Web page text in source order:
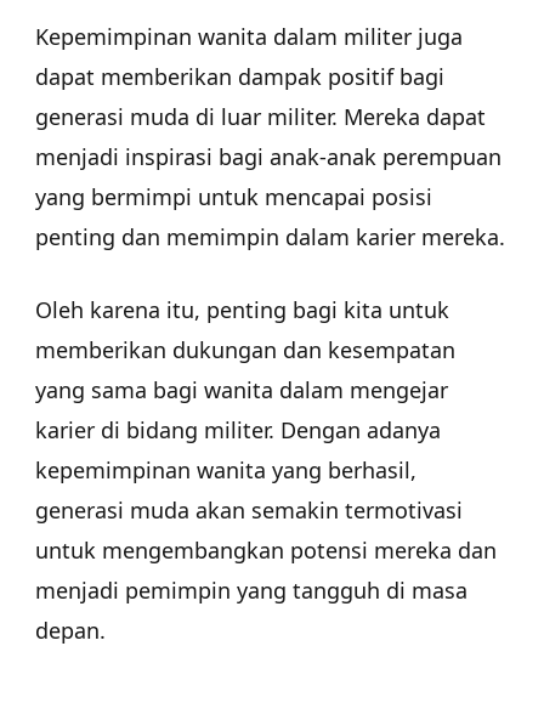
Kepemimpinan wanita dalam militer juga
dapat memberikan dampak positif bagi
generasi muda di luar militer. Mereka dapat
menjadi inspirasi bagi anak-anak perempuan
yang bermimpi untuk mencapai posisi
penting dan memimpin dalam karier mereka.
Oleh karena itu, penting bagi kita untuk
memberikan dukungan dan kesempatan
yang sama bagi wanita dalam mengejar
karier di bidang militer. Dengan adanya
kepemimpinan wanita yang berhasil,
generasi muda akan semakin termotivasi
untuk mengembangkan potensi mereka dan
menjadi pemimpin yang tangguh di masa
depan.